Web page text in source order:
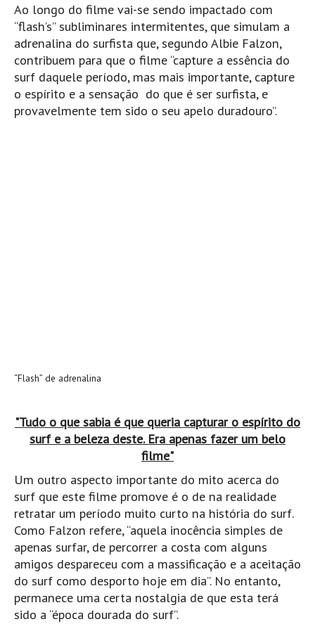
Acessórios de moda
Cursos de Shape
Contactos
Contactos Surftotal
Ao longo do filme vai-se sendo impactado com
“flash’s” subliminares intermitentes, que simulam a
adrenalina do surfista que, segundo Albie Falzon,
contribuem para que o filme “capture a essência do
surf daquele período, mas mais importante, capture
o espírito e a sensação do que é ser surfista, e
provavelmente tem sido o seu apelo duradouro”.
“Flash” de adrenalina
"Tudo o que sabia é que queria capturar o espírito do
surf e a beleza deste. Era apenas fazer um belo
filme"
Um outro aspecto importante do mito acerca do
surf que este filme promove é o de na realidade
retratar um período muito curto na história do surf.
Como Falzon refere, “aquela inocência simples de
apenas surfar, de percorrer a costa com alguns
amigos despareceu com a massificação e a aceitação
do surf como desporto hoje em dia”. No entanto,
permanece uma certa nostalgia de que esta terá
sido a “época dourada do surf”.